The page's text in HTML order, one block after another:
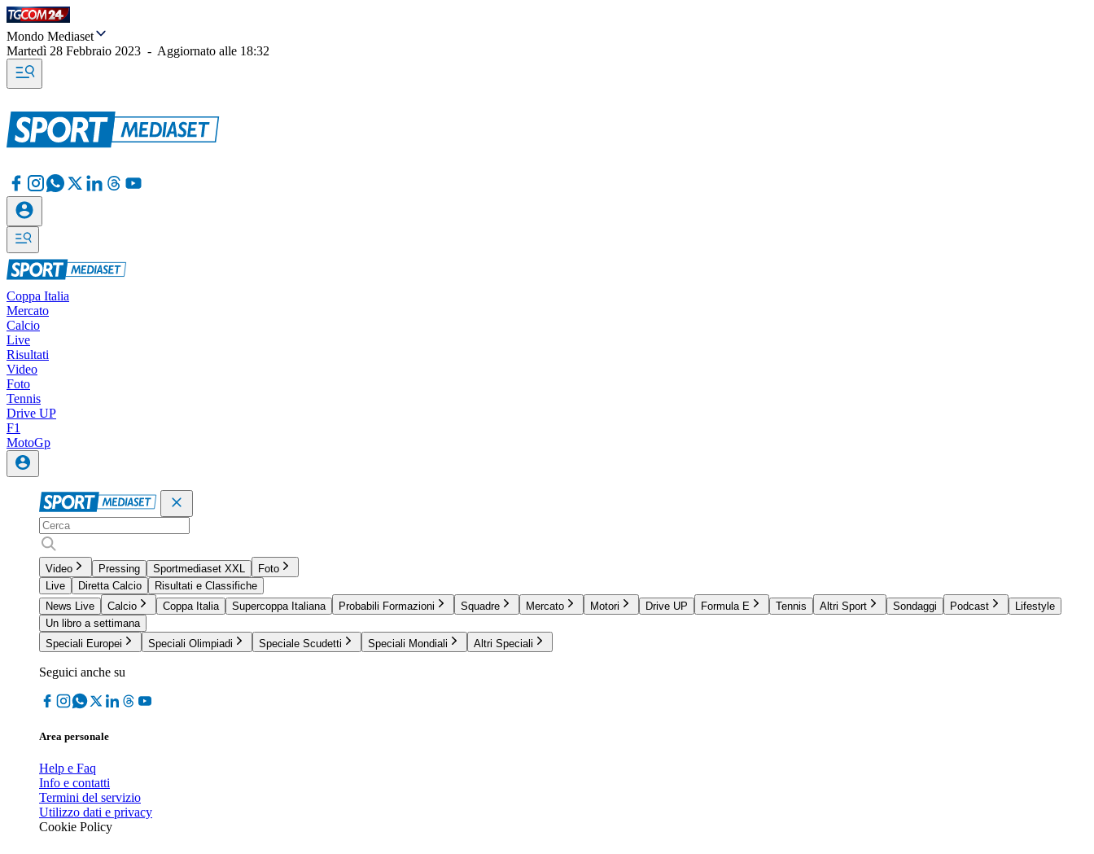
Mondo Mediaset
Martedì 28 Febbraio 2023 - Aggiornato alle 18:32
Coppa Italia
Mercato
Calcio
Live
Risultati
Video
Foto
Tennis
Drive UP
F1
MotoGp
Video Pressing Sportmediaset XXL
Foto
Live
Diretta Calcio
Risultati e Classifiche
News Live
Calcio Coppa Italia Supercoppa Italiana Probabili Formazioni Squadre Mercato Motori Drive UP Formula E Tennis Altri Sport Sondaggi Podcast
Lifestyle
Un libro a settimana
Speciali Europei
Speciali Olimpiadi Speciale Scudetti Speciali Mondiali Altri Speciali
Seguici anche su
Area personale
Help e Faq
Info e contatti
Termini del servizio
Utilizzo dati e privacy
Cookie Policy